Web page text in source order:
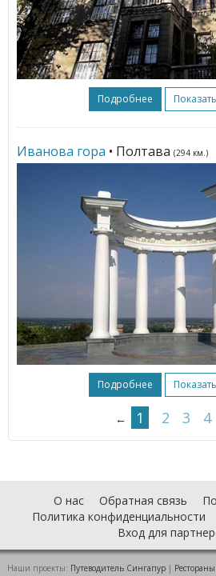
Подробнее
Иванова гора • Полтава (294 км.)
Подробнее
← 1 2 3 4
О нас Обратная связь
Политика конфиденциальности
Вход для
Наши проекты: Путеводитель Сингапур|